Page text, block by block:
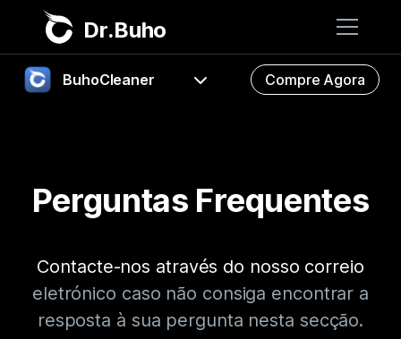
Dr.Buho
Início
BuhoUnlocker
BuhoNTFS
BuhoBarX
Loja
Blog
Empresa
BuhoCleaner
Orientar
Compre Agora
Perguntas Frequentes
Contacte-nos através do nosso correio
eletrónico caso não consiga encontrar a
resposta à sua pergunta nesta secção.